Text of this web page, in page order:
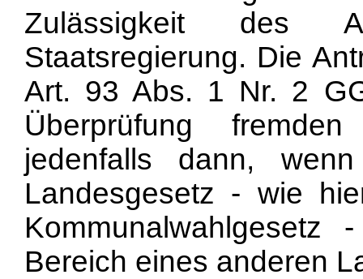
Zulässigkeit des
Staatsregierung. Die
Art. 93 Abs. 1 Nr. 2
Überprüfung
jedenfalls dann,
Landesgesetz - wie
Bereich eines anderen